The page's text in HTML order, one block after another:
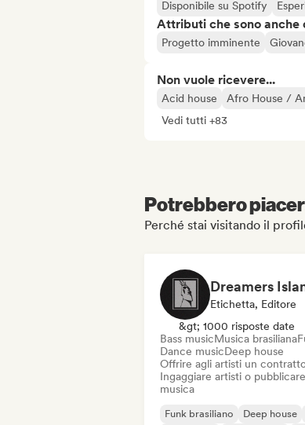
Disponibile su Spotify
Attributi che sono anche
Progetto imminente
Non vuole ricevere...
Acid house Afro House /
Vedi tutti +83
Potrebbero
Perché stai visitando il
Etichetta, Editore
&gt; 1000 risposte date
Bass musicMusica brasiliana
Dance musicDeep house
Offrire agli artisti un
Ingaggiare artisti o
musica
Funk brasiliano Deep house